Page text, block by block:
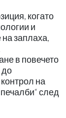
когато
и
на заплаха,
в повечето
до
на
след